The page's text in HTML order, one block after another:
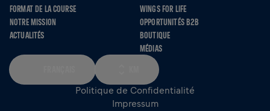
FORMAT DE LA COURSE
NOTRE MISSION
ACTUALITÉS
WINGS FOR LIFE
OPPORTUNITÉS B2B
BOUTIQUE
MÉDIAS
Politique de Confidentialité
Impressum